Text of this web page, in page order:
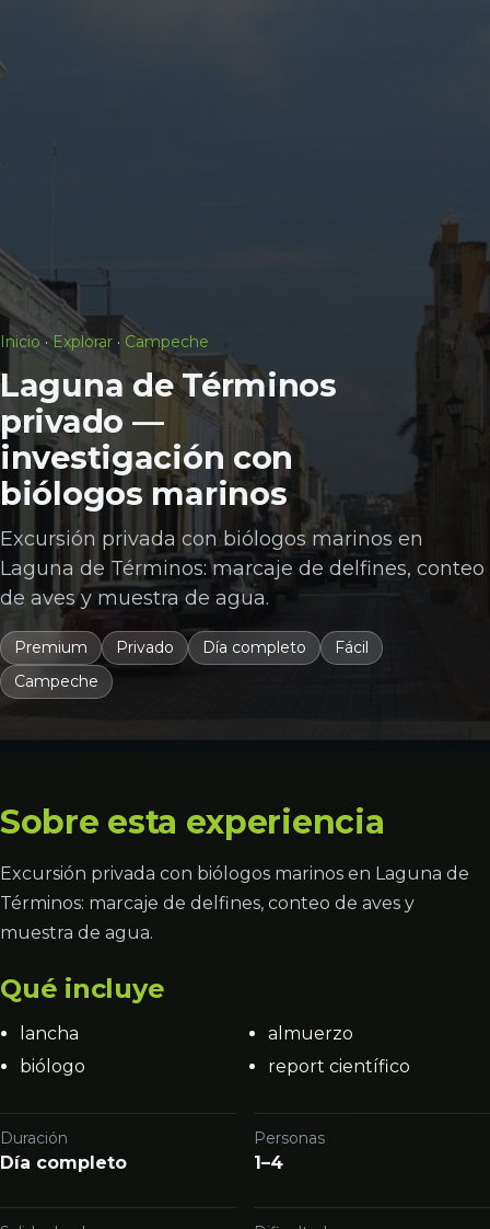
Inicio·Explorar · Campeche
Laguna de Términos
privado —
investigación con
biólogos marinos
Excursión privada con biólogos marinos en
Laguna de Términos: marcaje de delfines, conteo
de aves y muestra de agua.
Premium Privado Día completo
Fácil
Campeche
Sobre esta experiencia
Excursión privada con biólogos marinos en Laguna de
Términos: marcaje de delfines, conteo de aves y
muestra de agua.
Qué incluye
lancha
biólogo
almuerzo
report científico
Duración
Día completo
Personas
1–4